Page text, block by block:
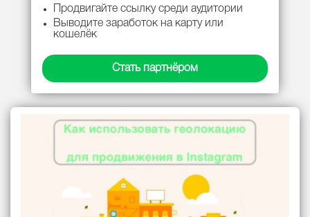
Продвигайте ссылку среди аудитории
Выводите заработок на карту или
кошелёк
Стать партнёром